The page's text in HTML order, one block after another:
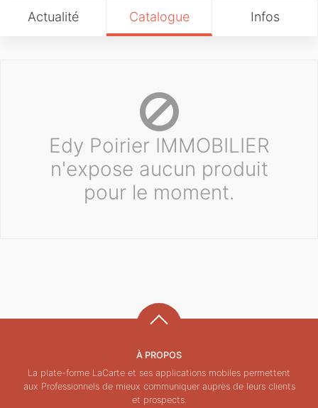
Actualité Catalogue Infos
Edy Poirier IMMOBILIER
n'expose aucun produit
pour le moment.
À PROPOS
La plate-forme LaCarte et ses applications mobiles permettent
aux Professionnels de mieux communiquer auprès de leurs clients
et prospects.